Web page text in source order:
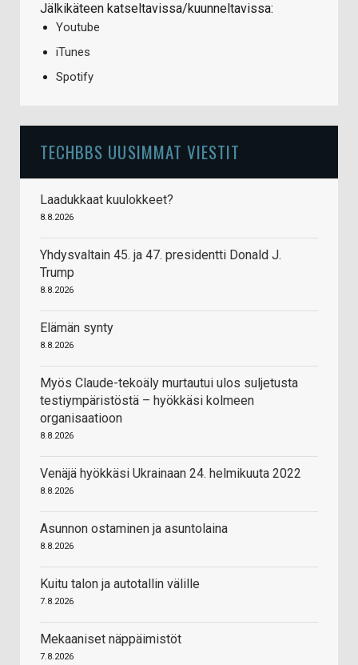
Jälkikäteen katseltavissa/kuunneltavissa:
Youtube
iTunes
Spotify
TECHBBS UUSIMMAT VIESTIT
Laadukkaat kuulokkeet?
8.8.2026
Yhdysvaltain 45. ja 47. presidentti Donald J.
Trump
8.8.2026
Elämän synty
8.8.2026
Myös Claude-tekoäly murtautui ulos suljetusta
testiympäristöstä – hyökkäsi kolmeen
organisaatioon
8.8.2026
Venäjä hyökkäsi Ukrainaan 24. helmikuuta 2022
8.8.2026
Asunnon ostaminen ja asuntolaina
8.8.2026
Kuitu talon ja autotallin välille
7.8.2026
Mekaaniset näppäimistöt
7.8.2026